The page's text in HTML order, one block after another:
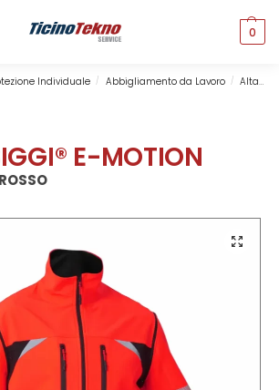
0
Individuale / Abbigliamento da Lavoro / Alta Visibilità
E-MOTION